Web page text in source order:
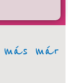
más már
a
t
I